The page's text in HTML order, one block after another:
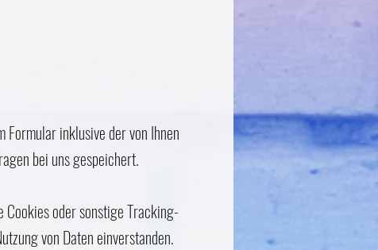
Formular inklusive der von Ihnen
bei uns gespeichert.
oder sonstige Tracking-
von Daten einverstanden.